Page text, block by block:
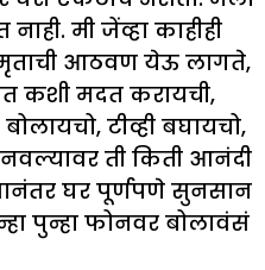
मी जेंव्हा काहीही
आठवण येऊ लागते,
कशी मदत करायची,
टीव्ही बघायचो,
ती किती आनंदी
घर पूर्णपणे सुनसान
पुन्हा फोनवर बोलावंसं